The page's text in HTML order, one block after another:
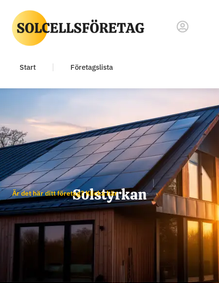
Start Företagslista
Solstyrkan
Är det här ditt företag? Klicka här